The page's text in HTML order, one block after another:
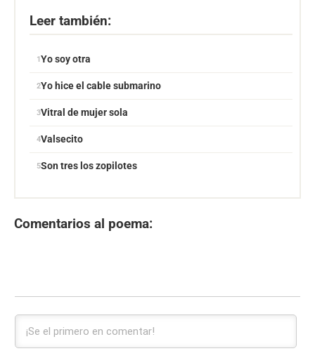
Leer también:
Yo soy otra
Yo hice el cable submarino
Vitral de mujer sola
Valsecito
Son tres los zopilotes
Comentarios al poema: